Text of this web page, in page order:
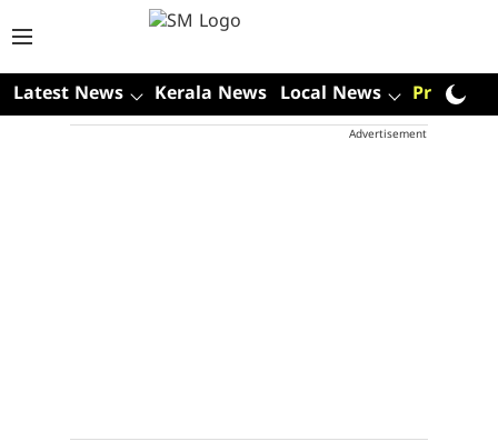
Latest News Kerala News Local News Premium
Advertisement